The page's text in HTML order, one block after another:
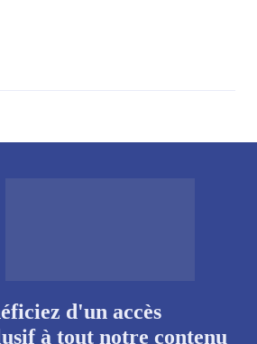
d'un accès
à tout notre contenu